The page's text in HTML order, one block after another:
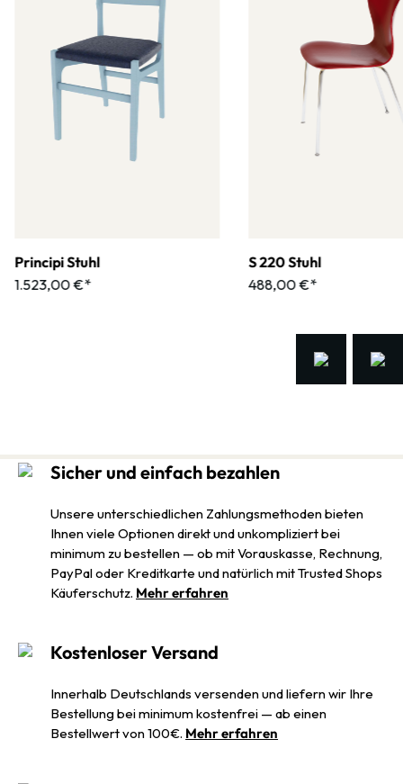
Principi Stuhl
1.523,00 €*
S 220 Stuhl
488,00 €*
Sicher und einfach bezahlen
Unsere unterschiedlichen Zahlungsmethoden bieten
Ihnen viele Optionen direkt und unkompliziert bei
minimum zu bestellen — ob mit Vorauskasse, Rechnung,
PayPal oder Kreditkarte und natürlich mit Trusted Shops
Käuferschutz. Mehr erfahren
Kostenloser Versand
Innerhalb Deutschlands versenden und liefern wir Ihre
Bestellung bei minimum kostenfrei — ab einen
Bestellwert von 100€. Mehr erfahren